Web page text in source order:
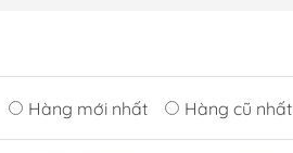
Hàng mới nhất Hàng cũ nhất